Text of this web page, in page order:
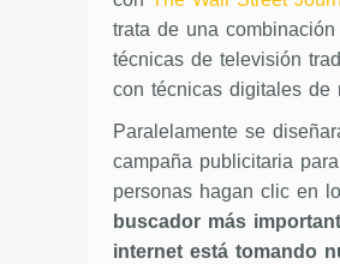
trata de una combinación
técnicas de televisión
con técnicas digitales de
Paralelamente se
campaña publicitaria
personas hagan clic en
buscador más
internet está tomando